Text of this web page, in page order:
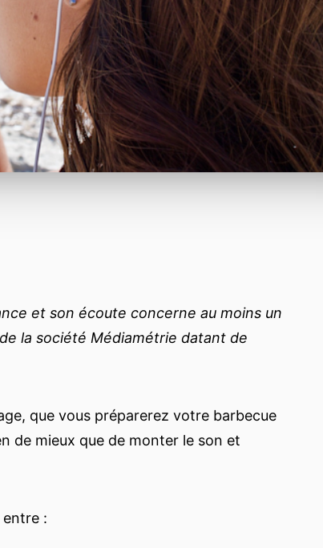
et son écoute concerne au moins un
la société Médiamétrie datant de
que vous préparerez votre barbecue
de mieux que de monter le son et
entre :